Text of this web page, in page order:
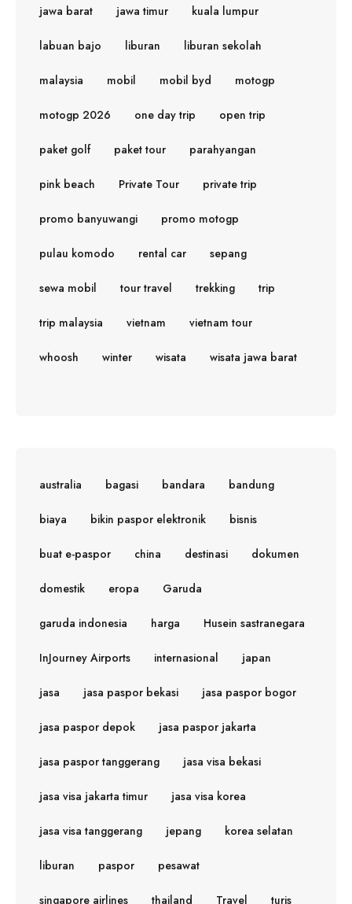
jawa barat jawa timur kuala lumpur
labuan bajo liburan liburan sekolah
malaysia mobil mobil byd motogp
motogp 2026 one day trip open trip
paket golf paket tour parahyangan
pink beach Private Tour private trip
promo banyuwangi promo motogp
pulau komodo rental car sepang
sewa mobil tour travel trekking trip
trip malaysia vietnam vietnam tour
whoosh winter wisata wisata jawa barat
australia bagasi bandara bandung
biaya bikin paspor elektronik bisnis
buat e-paspor china destinasi dokumen
domestik eropa Garuda
garuda indonesia harga Husein sastranegara
InJourney Airports internasional japan
jasa jasa paspor bekasi jasa paspor bogor
jasa paspor depok jasa paspor jakarta
jasa paspor tanggerang jasa visa bekasi
jasa visa jakarta timur jasa visa korea
jasa visa tanggerang jepang korea selatan
liburan paspor pesawat
singapore airlines thailand Travel turis